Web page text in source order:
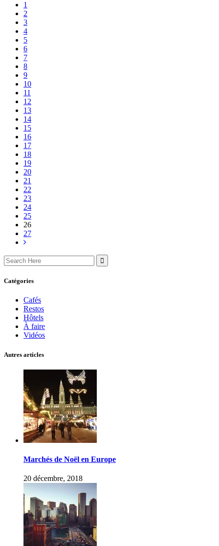
1
2
3
4
5
6
7
8
9
10
11
12
13
14
15
16
17
18
19
20
21
22
23
24
25
26
27
Search
for:
Catégories
Cafés
Restos
Hôtels
À faire
Vidéos
Autres articles
Marchés de Noël en Europe
20 décembre, 2018